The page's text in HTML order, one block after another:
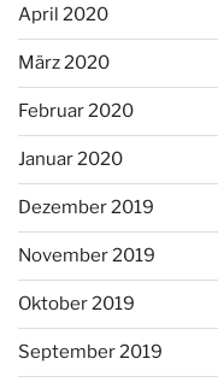
April 2020
März 2020
Februar 2020
Januar 2020
Dezember 2019
November 2019
Oktober 2019
September 2019